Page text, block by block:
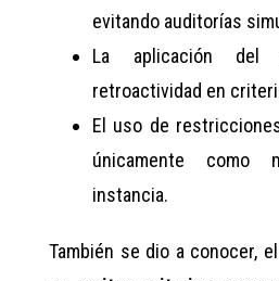
evitando auditorías
La aplicación
retroactividad en
El uso de
únicamente como
instancia.
También se dio a conocer, el